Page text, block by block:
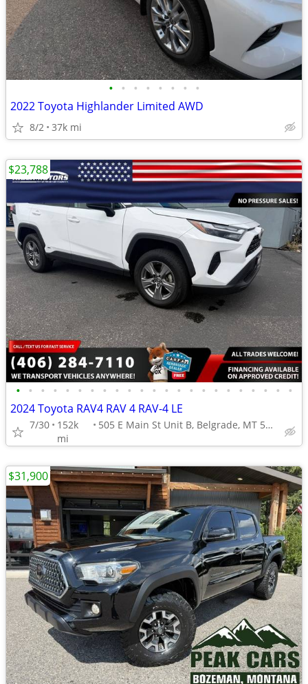
• • • • • • • •
2022 Toyota Highlander Limited AWD
8/2 37k mi
• • • • • • • • • • • • • • • • • • • • • • •
2024 Toyota RAV4 RAV 4 RAV-4 LE
7/30
152k
mi
505 E Main St Unit B, Belgrade, MT 59714
$23,788
$31,900